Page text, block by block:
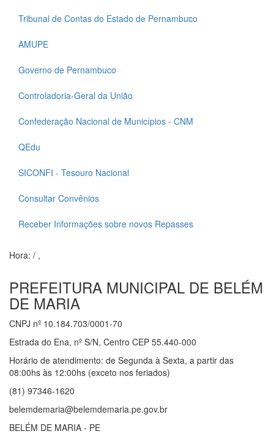
Tribunal de Contas do Estado de Pernambuco
AMUPE
Governo de Pernambuco
Controladoria-Geral da União
Confederação Nacional de Municípios - CNM
QEdu
SICONFI - Tesouro Nacional
Consultar Convênios
Receber Informações sobre novos Repasses
Hora: / ,
PREFEITURA MUNICIPAL DE BELÉM
DE MARIA
CNPJ nº 10.184.703/0001-70
Estrada do Ena, nº S/N, Centro CEP 55.440-000
Horário de atendimento: de Segunda à Sexta, a partir das
08:00hs às 12:00hs (exceto nos feriados)
(81) 97346-1620
belemdemaria@belemdemaria.pe.gov.br
BELÉM DE MARIA - PE